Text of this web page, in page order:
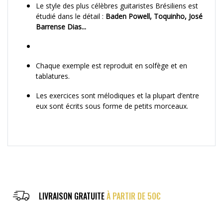
Le style des plus célèbres guitaristes Brésiliens est
étudié dans le détail : Baden Powell, Toquinho, José
Barrense Dias...
Chaque exemple est reproduit en solfège et en
tablatures.
Les exercices sont mélodiques et la plupart d’entre
eux sont écrits sous forme de petits morceaux.
LIVRAISON GRATUITEÀ PARTIR DE 50€